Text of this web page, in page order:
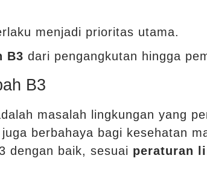
menjadi prioritas utama.
B3 dari pengangkutan hingga
B3
masalah lingkungan yang
berbahaya bagi kesehatan
dengan baik, sesuai peraturan